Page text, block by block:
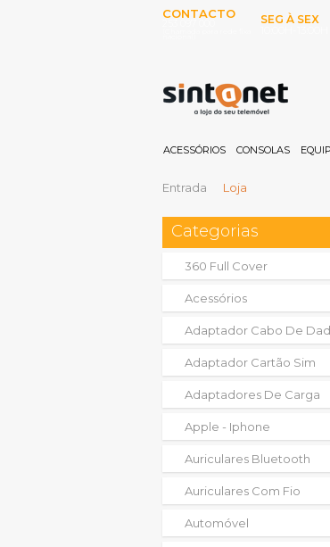
CONTACTO
SEG À SEX
ACESSÓRIOS CONSOLAS
Entrada Loja
Categorias
360 Full Cover
Acessórios
Adaptador Cabo De
Adaptador Cartão Sim
Adaptadores De Carga
Apple - Iphone
Auriculares Bluetooth
Auriculares Com Fio
Automóvel